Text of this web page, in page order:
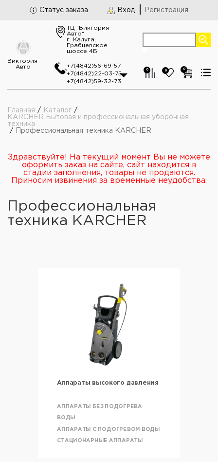
Статус заказа Вход Регистрация
Виктория-
Авто
ТЦ “Виктория-
Авто“
г. Калуга,
Грабцевское
шоссе 4Б
+7(4842)56-69-57
+7(4842)22-03-75
+7(4842)59-32-73
0 0 0
Главная / Каталог /
KARCHER Бытовая и профессиональная уборочная
техника
/
Профессиональная техника KARCHER
Здравствуйте! На текущий момент Вы не можете
оформить заказ на сайте, сайт находится в
стадии заполнения, товары не продаются.
Приносим извинения за временные неудобства.
Профессиональная
техника KARCHER
Аппараты высокого давления
АППАРАТЫ БЕЗ ПОДОГРЕВА
ВОДЫ
АППАРАТЫ С ПОДОГРЕВОМ ВОДЫ
СТАЦИОНАРНЫЕ АППАРАТЫ